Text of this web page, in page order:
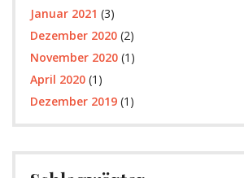
Januar 2021 (3)
Dezember 2020(2)
November 2020(1)
April 2020(1)
Dezember 2019(1)